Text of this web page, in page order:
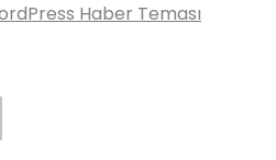
Haber Teması